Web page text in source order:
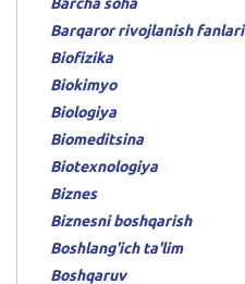
Barqaror rivojlanish fanlari
Biofizika
Biokimyo
Biologiya
Biomeditsina
Biotexnologiya
Biznes
Biznesni boshqarish
Boshlang'ich ta'lim
Boshqaruv